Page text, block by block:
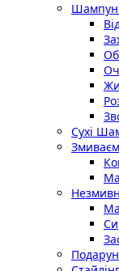
Сухі